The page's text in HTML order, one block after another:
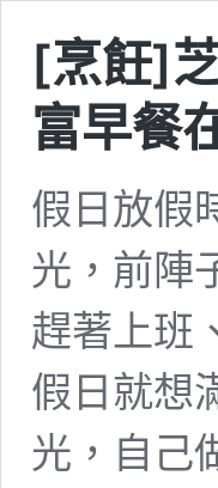
[烹飪]
富早餐
假日放假
光，前陣
趕著上班
假日就想
光，自己